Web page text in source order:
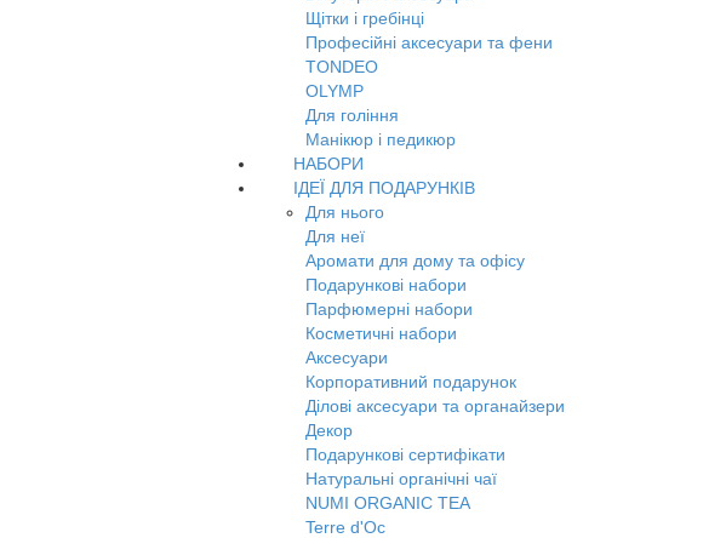
Щітки і гребінці
Професійні аксесуари та фени
TONDEO
OLYMP
Для гоління
Манікюр і педикюр
НАБОРИ
ІДЕЇ ДЛЯ ПОДАРУНКІВ
Для нього
Для неї
Аромати для дому та офісу
Подарункові набори
Парфюмерні набори
Косметичні набори
Аксесуари
Корпоративний подарунок
Ділові аксесуари та органайзери
Декор
Подарункові сертифікати
Натуральні органічні чаї
NUMI ORGANIC TEA
Terre d'Oc